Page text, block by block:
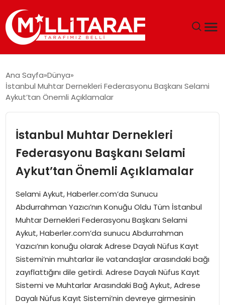
ÖZEL SAYFALAR
SPOR
SIYASET
MAGAZIN
Ana Sayfa Dünya
İstanbul Muhtar Dernekleri Federasyonu Başkanı Selami
Aykut’tan Önemli Açıklamalar
İstanbul Muhtar Dernekleri
Federasyonu Başkanı Selami
Aykut’tan Önemli Açıklamalar
Selami Aykut, Haberler.com’da Sunucu
Abdurrahman Yazıcı’nın Konuğu Oldu Tüm İstanbul
Muhtar Dernekleri Federasyonu Başkanı Selami
Aykut, Haberler.com’da sunucu Abdurrahman
Yazıcı’nın konuğu olarak Adrese Dayalı Nüfus Kayıt
Sistemi’nin muhtarlar ile vatandaşlar arasındaki bağı
zayıflattığını dile getirdi. Adrese Dayalı Nüfus Kayıt
Sistemi ve Muhtarlar Arasındaki Bağ Aykut, Adrese
Dayalı Nüfus Kayıt Sistemi’nin devreye girmesinin